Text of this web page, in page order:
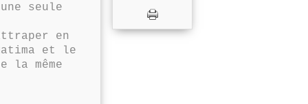
seule
en
et le
la même